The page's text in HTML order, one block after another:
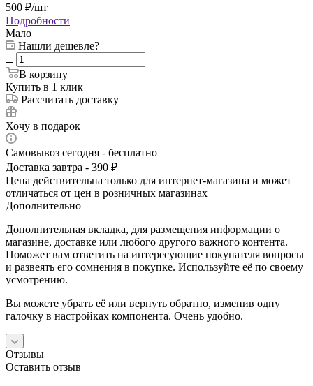
500 ₽/шт
Подробности
Мало
Нашли дешевле?
В корзину
Купить в 1 клик
Рассчитать доставку
Хочу в подарок
Самовывоз сегодня - бесплатно
Доставка завтра - 390 ₽
Цена действительна только для интернет-магазина и может
отличаться от цен в розничных магазинах
Дополнительно
Дополнительная вкладка, для размещения информации о
магазине, доставке или любого другого важного контента.
Поможет вам ответить на интересующие покупателя вопросы
и развеять его сомнения в покупке. Используйте её по своему
усмотрению.
Вы можете убрать её или вернуть обратно, изменив одну
галочку в настройках компонента. Очень удобно.
Отзывы
Оставить отзыв